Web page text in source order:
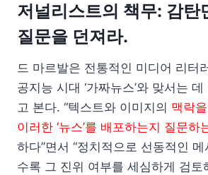
저널리스트의 책무: 감탄
질문을 던져라.
드 마르발은 전통적인 미디어 리터
공지능 시대 ‘가짜뉴스’와 맞서는
고 본다. “텍스트와 이미지의 맥락
이러한 ‘뉴스’를 배포하는지 질문하
하다”면서 “정치적으로 선동적인
수록 그 진위 여부를 세심하게 검토